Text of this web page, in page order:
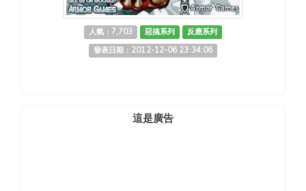
人氣：7,703 惡搞系列
反應系列
發表日期：2012-12-06 23:34:06
這是廣告